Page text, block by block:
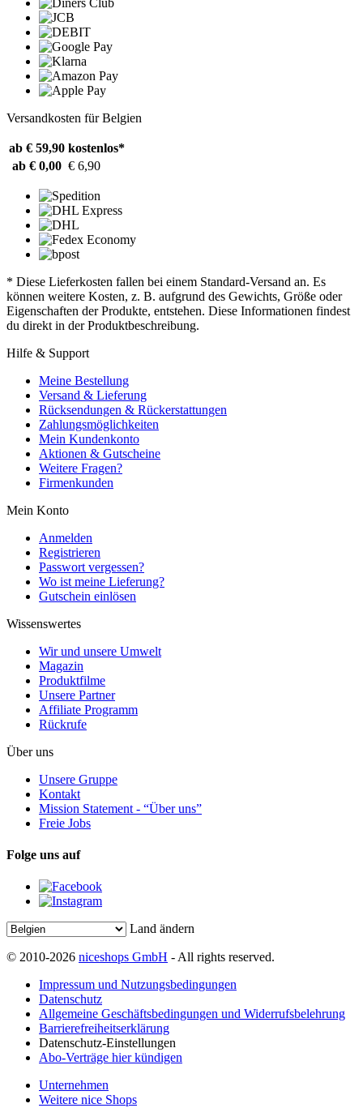
Versandkosten für Belgien
ab € 59,90 kostenlos*
ab € 0,00 € 6,90
* Diese Lieferkosten fallen bei einem Standard-Versand an. Es
können weitere Kosten, z. B. aufgrund des Gewichts, Größe oder
Eigenschaften der Produkte, entstehen. Diese Informationen findest
du direkt in der Produktbeschreibung.
Hilfe & Support
Meine Bestellung
Versand & Lieferung
Rücksendungen & Rückerstattungen
Zahlungsmöglichkeiten
Mein Kundenkonto
Aktionen & Gutscheine
Weitere Fragen?
Firmenkunden
Mein Konto
Anmelden
Registrieren
Passwort vergessen?
Wo ist meine Lieferung?
Gutschein einlösen
Wissenswertes
Wir und unsere Umwelt
Magazin
Produktfilme
Unsere Partner
Affiliate Programm
Rückrufe
Über uns
Unsere Gruppe
Kontakt
Mission Statement - “Über uns”
Freie Jobs
Folge uns auf
Land ändern
© 2010-2026 niceshops GmbH - All rights reserved.
Impressum und Nutzungsbedingungen
Datenschutz
Allgemeine Geschäftsbedingungen und Widerrufsbelehrung
Barrierefreiheitserklärung
Datenschutz-Einstellungen
Abo-Verträge hier kündigen
Unternehmen
Weitere nice Shops